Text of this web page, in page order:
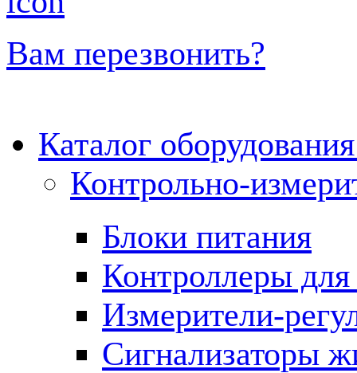
Вам перезвонить?
Каталог
Контрольно-
Блоки питания
Контроллеры
Измерители-
Сигнализаторы